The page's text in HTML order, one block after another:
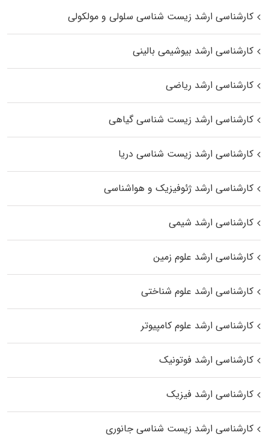
کارشناسی ارشد زیست شناسی سلولی و مولکولی
کارشناسی ارشد بیوشیمی بالینی
کارشناسی ارشد ریاضی
کارشناسی ارشد زیست‌ شناسی گیاهی
کارشناسی ارشد زیست‌ شناسی دریا
کارشناسی ارشد ژئوفیزیک و هواشناسی
کارشناسی ارشد شیمی
کارشناسی ارشد علوم زمین
کارشناسی ارشد علوم شناختی
کارشناسی ارشد علوم کامپیوتر
کارشناسی ارشد فوتونیک
کارشناسی ارشد فیزیک
کارشناسی ارشد زیست‌ شناسی جانوری